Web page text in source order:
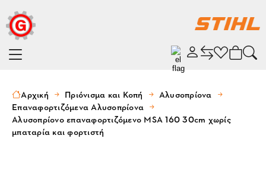
Αρχική Πριόνισμα και Κοπή
Αλυσοπρίονα
Επαναφορτιζόμενα Αλυσοπρίονα
Αλυσοπρίονο επαναφορτιζόμενο MSA 160 30cm χωρίς
μπαταρία και φορτιστή